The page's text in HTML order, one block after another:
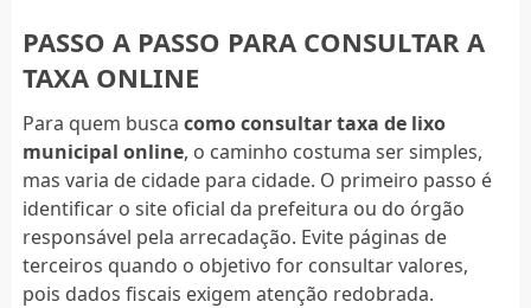
PASSO A PASSO PARA CONSULTAR A
TAXA ONLINE
Para quem busca como consultar taxa de lixo
municipal online, o caminho costuma ser simples,
mas varia de cidade para cidade. O primeiro passo é
identificar o site oficial da prefeitura ou do órgão
responsável pela arrecadação. Evite páginas de
terceiros quando o objetivo for consultar valores,
pois dados fiscais exigem atenção redobrada.